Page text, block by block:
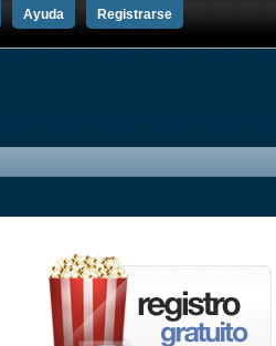
Registrarse
Ayuda